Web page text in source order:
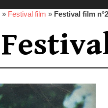
» Festival film » Festival film n°2